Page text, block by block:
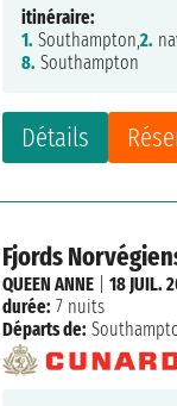
Détails
itinéraire:
1. Southampton,2.
8. Southampton
Fjords
QUEEN ANNE |18 JUIL.
durée: 7 nuits
Départs de: